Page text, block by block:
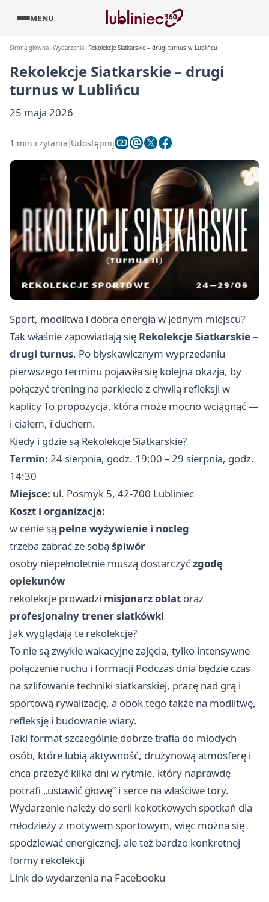
MENU
Strona główna Wydarzenia Rekolekcje Siatkarskie – drugi turnus w Lublińcu
Rekolekcje Siatkarskie – drugi
turnus w Lublińcu
25 maja 2026
1 min czytania Udostępnij
Sport, modlitwa i dobra energia w jednym miejscu?
Tak właśnie zapowiadają się Rekolekcje Siatkarskie –
drugi turnus. Po błyskawicznym wyprzedaniu
pierwszego terminu pojawiła się kolejna okazja, by
połączyć trening na parkiecie z chwilą refleksji w
kaplicy To propozycja, która może mocno wciągnąć —
i ciałem, i duchem.
Kiedy i gdzie są Rekolekcje Siatkarskie?
Termin: 24 sierpnia, godz. 19:00 – 29 sierpnia, godz.
14:30
Miejsce: ul. Posmyk 5, 42-700 Lubliniec
Koszt i organizacja:
w cenie są pełne wyżywienie i nocleg
trzeba zabrać ze sobą śpiwór
osoby niepełnoletnie muszą dostarczyćzgodę
opiekunów
rekolekcje prowadzi misjonarz oblat oraz
profesjonalny trener siatkówki
Jak wyglądają te rekolekcje?
To nie są zwykłe wakacyjne zajęcia, tylko intensywne
połączenie ruchu i formacji Podczas dnia będzie czas
na szlifowanie techniki siatkarskiej, pracę nad grą i
sportową rywalizację, a obok tego także na modlitwę,
refleksję i budowanie wiary.
Taki format szczególnie dobrze trafia do młodych
osób, które lubią aktywność, drużynową atmosferę i
chcą przeżyć kilka dni w rytmie, który naprawdę
potrafi „ustawić głowę” i serce na właściwe tory.
Wydarzenie należy do serii kokotkowych spotkań dla
młodzieży z motywem sportowym, więc można się
spodziewać energicznej, ale też bardzo konkretnej
formy rekolekcji
Link do wydarzenia na Facebooku